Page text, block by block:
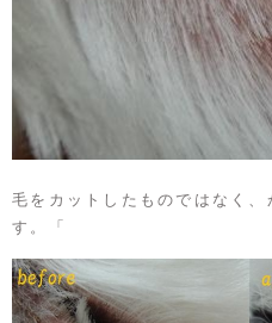
毛をカットしたものではなく
す。「